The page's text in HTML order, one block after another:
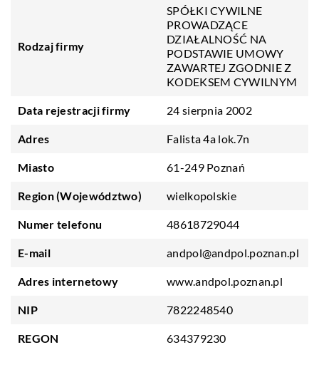
Rodzaj firmy
SPÓŁKI CYWILNE
PROWADZĄCE
DZIAŁALNOŚĆ NA
PODSTAWIE UMOWY
ZAWARTEJ ZGODNIE Z
KODEKSEM CYWILNYM
Data rejestracji firmy 24 sierpnia 2002
Adres Falista 4a lok.7n
Miasto 61-249 Poznań
Region (Województwo) wielkopolskie
Numer telefonu 48618729044
E-mail andpol@andpol.poznan.pl
Adres internetowy www.andpol.poznan.pl
NIP 7822248540
REGON 634379230